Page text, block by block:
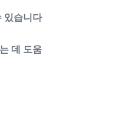
있습니다
데 도움